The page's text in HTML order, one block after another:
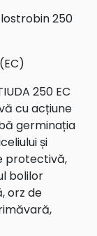
250
250 EC
cu acțiune
germinația
și
protectivă,
bolilor
orz de